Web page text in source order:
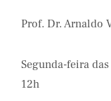
Prof. Dr. Arnaldo
Segunda-feira
12h